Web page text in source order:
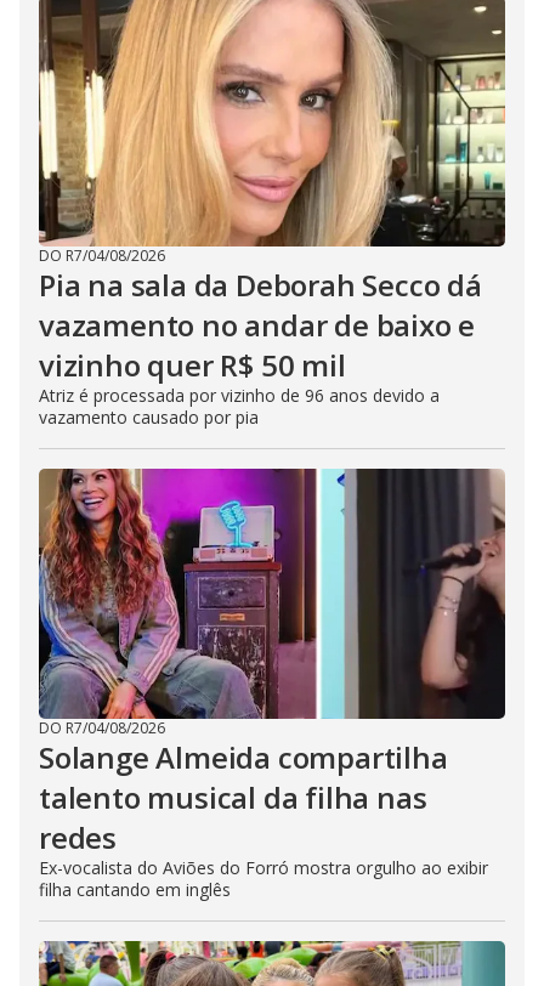
DO R7/04/08/2026
Pia na sala da Deborah Secco dá
vazamento no andar de baixo e
vizinho quer R$ 50 mil
Atriz é processada por vizinho de 96 anos devido a
vazamento causado por pia
DO R7/04/08/2026
Solange Almeida compartilha
talento musical da filha nas
redes
Ex-vocalista do Aviões do Forró mostra orgulho ao exibir
filha cantando em inglês